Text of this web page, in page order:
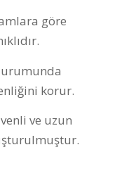
göre
korur.
ve uzun